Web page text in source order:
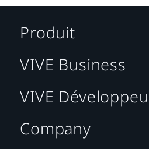
Produit
VIVE Business
VIVE
Company